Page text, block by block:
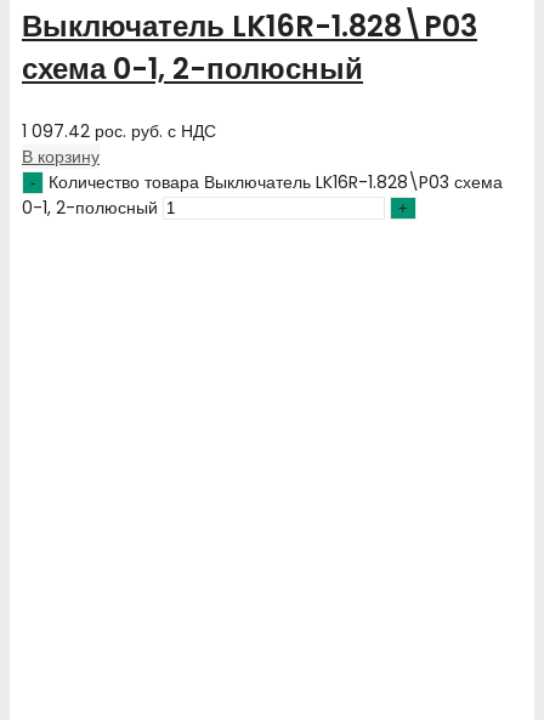
Выключатель LK16R-1.828\P03
схема 0-1, 2-полюсный
1 097.42 рос. руб. с НДС
В корзину
Количество товара Выключатель LK16R-1.828\P03 схема
0-1, 2-полюсный